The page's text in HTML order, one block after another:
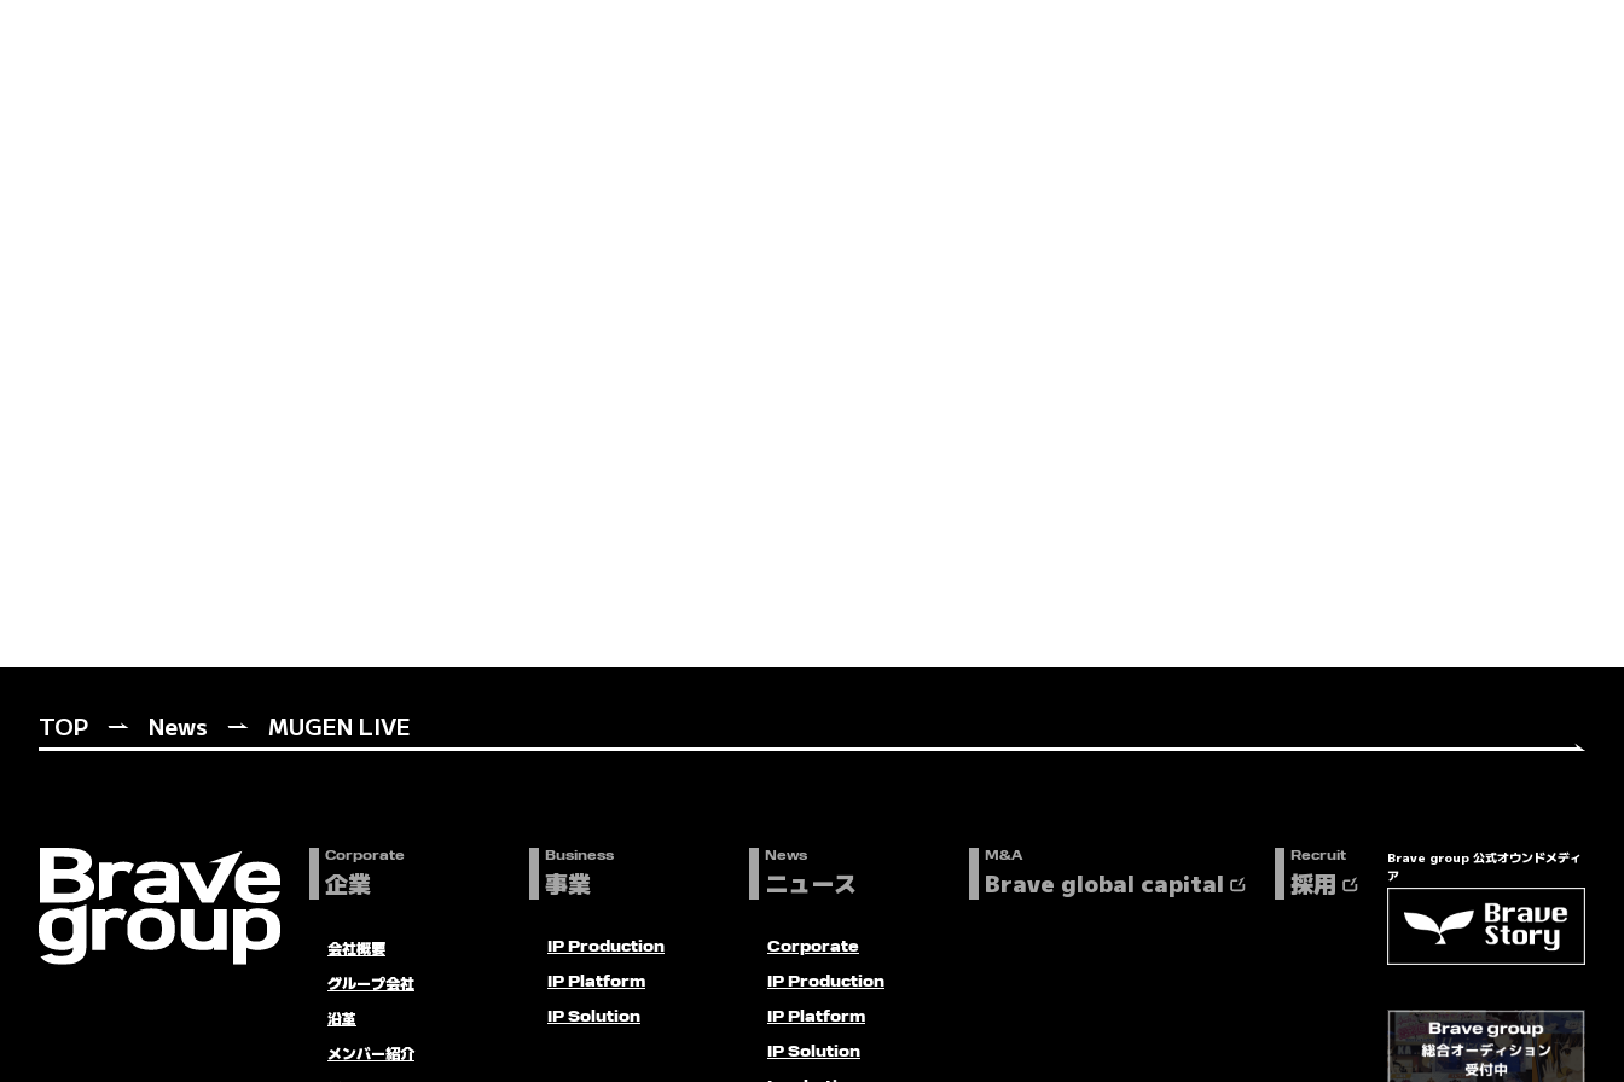
TOP News MUGEN LIVE
Corporate
企業
会社概要
グループ会社
沿革
メンバー紹介
Business
事業
IP Production
IP Platform
IP Solution
News
ニュース
Corporate
IP Production
IP Platform
IP Solution
M&A
Brave global capital
Recruit
採用
Brave group 公式オウンドメディ
ア